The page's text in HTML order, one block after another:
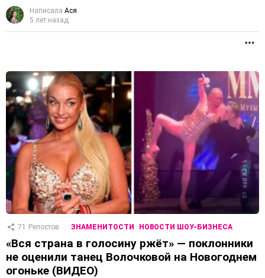
Написала Ася
5 лет назад
71 Репостов ЗНАМЕНИТОСТИ НОВОСТИ ШОУ-БИЗНЕСА
«Вся страна в голосину ржёт» — поклонники
не оценили танец Волочковой на Новогоднем
огоньке (ВИДЕО)